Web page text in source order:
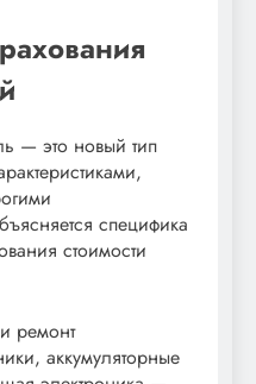
— это новый тип
специфика
стоимости
ремонт
аккумуляторные